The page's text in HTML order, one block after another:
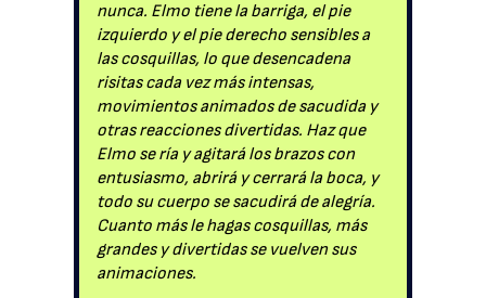
nunca. Elmo tiene la barriga, el pie
izquierdo y el pie derecho sensibles a
las cosquillas, lo que desencadena
risitas cada vez más intensas,
movimientos animados de sacudida y
otras reacciones divertidas. Haz que
Elmo se ría y agitará los brazos con
entusiasmo, abrirá y cerrará la boca, y
todo su cuerpo se sacudirá de alegría.
Cuanto más le hagas cosquillas, más
grandes y divertidas se vuelven sus
animaciones.